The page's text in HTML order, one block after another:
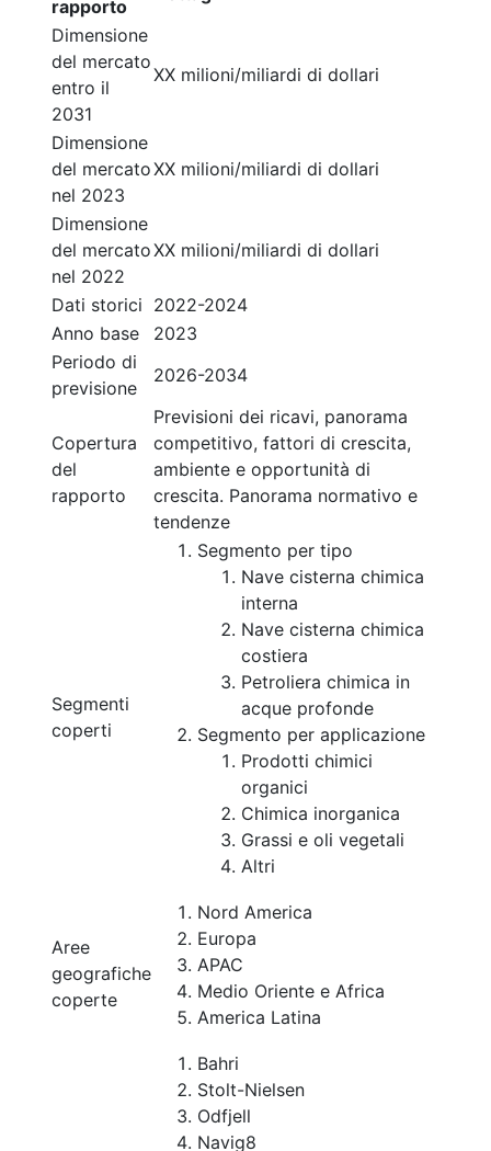
rapporto
Dimensione
del mercato
entro il
2031
XX milioni/miliardi di dollari
Dimensione
del mercato
nel 2023
XX milioni/miliardi di dollari
Dimensione
del mercato
nel 2022
XX milioni/miliardi di dollari
Dati storici 2022-2024
Anno base
2023
Periodo di
previsione
2026-2034
Copertura
del
rapporto
Previsioni dei ricavi, panorama
competitivo, fattori di crescita,
ambiente e opportunità di
crescita. Panorama normativo e
tendenze
Segmenti
coperti
Segmento per tipo
Nave cisterna chimica
interna
Nave cisterna chimica
costiera
Petroliera chimica in
acque profonde
Segmento per applicazione
Prodotti chimici
organici
Chimica inorganica
Grassi e oli vegetali
Altri
Aree
geografiche
coperte
Nord America
Europa
APAC
Medio Oriente e Africa
America Latina
Bahri
Stolt-Nielsen
Odfjell
Navig8